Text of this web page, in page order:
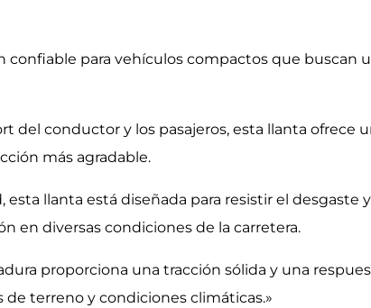
confiable para vehículos compactos que
del conductor y los pasajeros, esta llanta ofrece
más agradable.
esta llanta está diseñada para resistir el
en diversas condiciones de la carretera.
proporciona una tracción sólida y una
terreno y condiciones climáticas.»